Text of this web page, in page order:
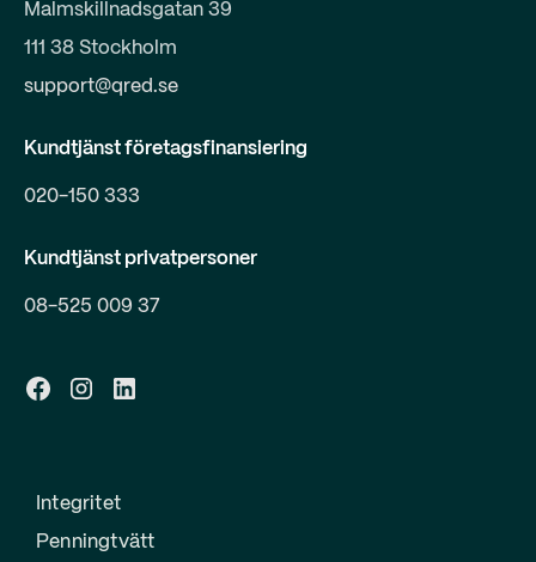
Malmskillnadsgatan 39
111 38 Stockholm
support@qred.se
Kundtjänst företagsfinansiering
020-150 333
Kundtjänst privatpersoner
08-525 009 37
Integritet
Penningtvätt